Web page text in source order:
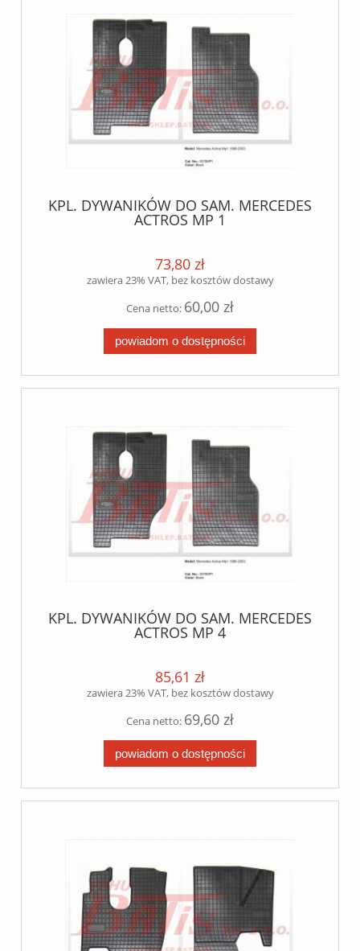
KPL. DYWANIKÓW DO SAM. MERCEDES
ACTROS MP 1
73,80 zł
zawiera 23% VAT, bez kosztów dostawy
Cena netto: 60,00 zł
powiadom o dostępności
KPL. DYWANIKÓW DO SAM. MERCEDES
ACTROS MP 4
85,61 zł
zawiera 23% VAT, bez kosztów dostawy
Cena netto: 69,60 zł
powiadom o dostępności